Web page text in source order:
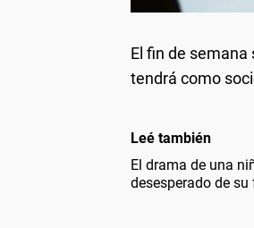
El fin de semana
tendrá como
Leé también
El drama de una
desesperado de